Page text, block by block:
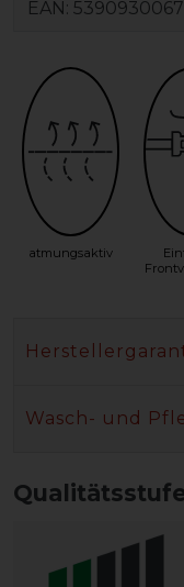
EAN:
atmungsaktiv
Wasch- und